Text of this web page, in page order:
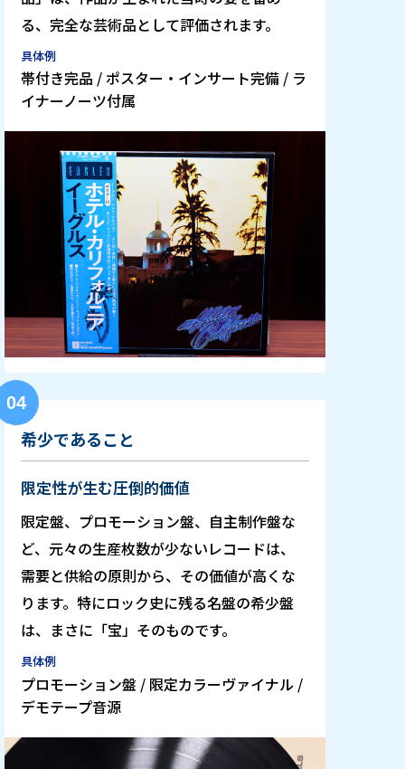
る、完全な芸術品として評価されます。
具体例
帯付き完品 / ポスター・インサート完備 / ラ
イナーノーツ付属
04
希少であること
限定性が生む圧倒的価値
限定盤、プロモーション盤、自主制作盤な
ど、元々の生産枚数が少ないレコードは、
需要と供給の原則から、その価値が高くな
ります。特にロック史に残る名盤の希少盤
は、まさに「宝」そのものです。
具体例
プロモーション盤 / 限定カラーヴァイナル /
デモテープ音源